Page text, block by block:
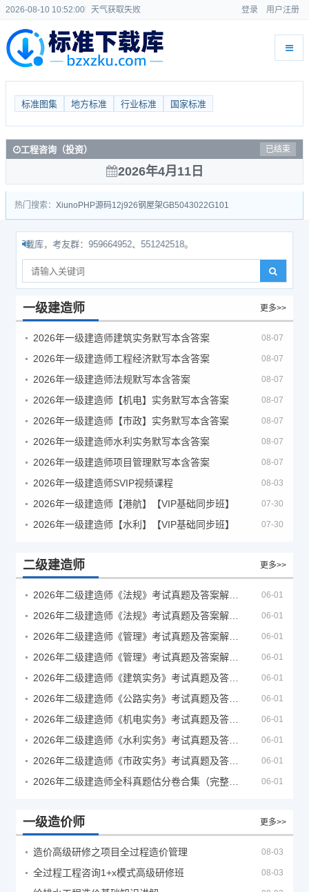
2026-08-10 10:52:00 天气获取失败 登录 用户注册
标准图集 地方标准 行业标准 国家标准
工程咨询（投资） 已结束
2026年4月11日
热门搜索： Xiuno PHP源码12j926钢屋架GB5043022G101
载库，考友群：959664952、551242518。
一级建造师 更多>>
2026年一级建造师建筑实务默写本含答案 08-07
2026年一级建造师工程经济默写本含答案 08-07
2026年一级建造师法规默写本含答案 08-07
2026年一级建造师【机电】实务默写本含答案 08-07
2026年一级建造师【市政】实务默写本含答案 08-07
2026年一级建造师水利实务默写本含答案 08-07
2026年一级建造师项目管理默写本含答案 08-07
2026年一级建造师SVIP视频课程 08-03
2026年一级建造师【港航】【VIP基础同步班】 07-30
2026年一级建造师【水利】【VIP基础同步班】 07-30
二级建造师 更多>>
06-01
06-01
06-01
06-01
06-01
06-01
06-01
06-01
06-01
06-01
一级造价师 更多>>
造价高级研修之项目全过程造价管理 08-03
全过程工程咨询1+x模式高级研修班 08-03